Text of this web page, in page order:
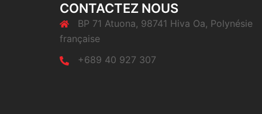
CONTACTEZ NOUS
BP 71 Atuona, 98741 Hiva Oa, Polynésie
française
+689 40 927 307